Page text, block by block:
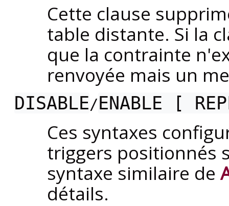
Cette clause
table distante. Si la
que la contrainte
renvoyée mais un
DISABLE/ENABLE [
Ces syntaxes
triggers positionnés
syntaxe similaire de
détails.